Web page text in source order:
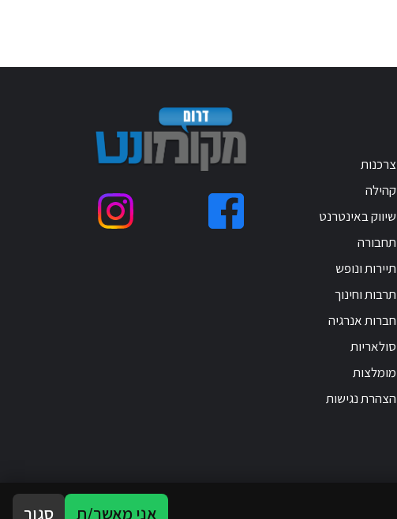
צרכנות
קהילה
שיווק באינטרנט
תחבורה
תיירות ונופש
תרבות וחינוך
חברות אנרגיה
סולאריות
מומלצות
הצהרת נגישות
אני מאשר/ת סגור